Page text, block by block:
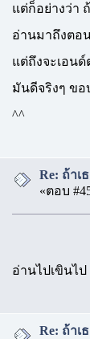
แต่ก็อย่างว่า
อ่านมาถึงตอ
แต่ถึงจะเอนด์
มันดีจริงๆ ข
^^
Re: ถ้าเ
«ตอบ
อ่านไปเขินไ
Re: ถ้าเ